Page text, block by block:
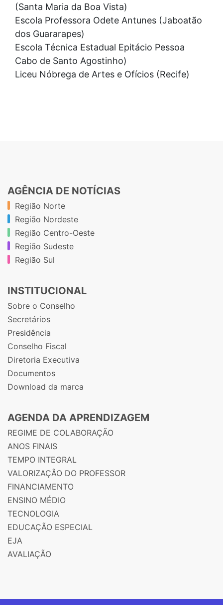
(Santa Maria da Boa Vista)
Escola Professora Odete Antunes (Jaboatão
dos Guararapes)
Escola Técnica Estadual Epitácio Pessoa
Cabo de Santo Agostinho)
Liceu Nóbrega de Artes e Ofícios (Recife)
AGÊNCIA DE NOTÍCIAS
Região Norte
Região Nordeste
Região Centro-Oeste
Região Sudeste
Região Sul
INSTITUCIONAL
Sobre o Conselho
Secretários
Presidência
Conselho Fiscal
Diretoria Executiva
Documentos
Download da marca
AGENDA DA APRENDIZAGEM
REGIME DE COLABORAÇÃO
ANOS FINAIS
TEMPO INTEGRAL
VALORIZAÇÃO DO PROFESSOR
FINANCIAMENTO
ENSINO MÉDIO
TECNOLOGIA
EDUCAÇÃO ESPECIAL
EJA
AVALIAÇÃO